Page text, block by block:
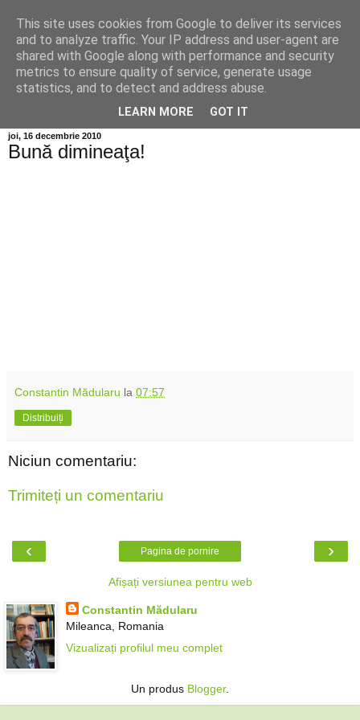
Info MILEANCA
BINE AȚI VENIT! *Jurnal online de informație și opinie;
Vineri 07 August, 2026
joi, 16 decembrie 2010
Bună dimineaţa!
Constantin Mădularu la 07:57
Distribuiți
Niciun comentariu:
Trimiteți un comentariu
‹ ›
Pagina de pornire
Afișați versiunea pentru web
Constantin Mădularu
Mileanca, Romania
Vizualizați profilul meu complet
Un produs Blogger.
This site uses cookies from Google to deliver its services
and to analyze traffic. Your IP address and user-agent are
shared with Google along with performance and security
metrics to ensure quality of service, generate usage
statistics, and to detect and address abuse.
LEARN MORE GOT IT